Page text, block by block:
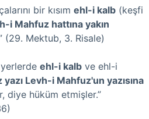
bir kısım ehl-i kalb (keşfi
i Mahfuz hattına yakın
(29. Mektub, 3. Risale)
ehl-i kalb ve ehl-i
yazı Levh-i Mahfuz'un yazısına
diye hüküm etmişler.”